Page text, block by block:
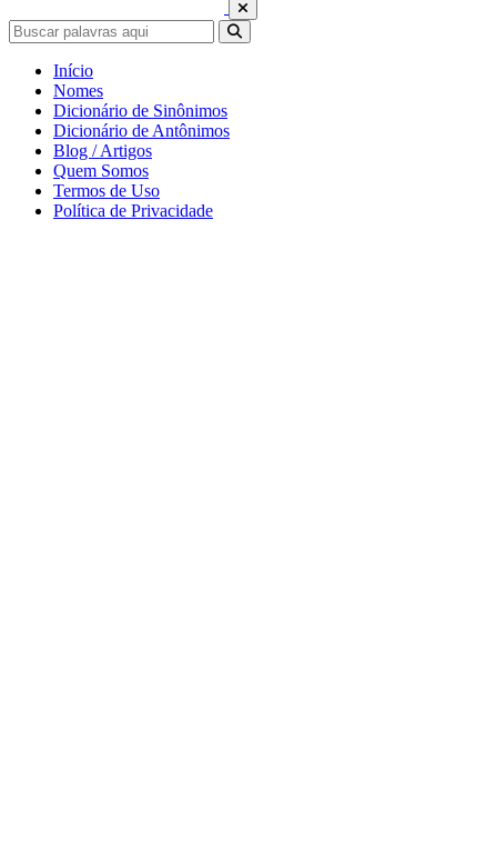
Início
Nomes
Dicionário de Sinônimos
Dicionário de Antônimos
Blog / Artigos
Quem Somos
Termos de Uso
Política de Privacidade